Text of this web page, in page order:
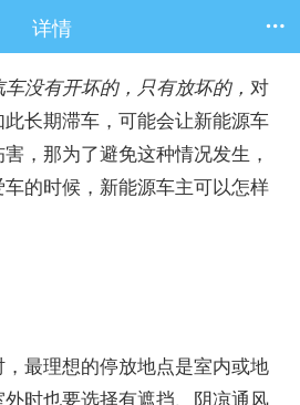
详情 
车没有开坏的，只有放坏的， 对
长期滞车，可能会让新能源车
，那为了避免这种情况发生，
的时候，新能源车主可以怎样
最理想的停放地点是室内或地
时也要选择有遮挡、阴凉通风